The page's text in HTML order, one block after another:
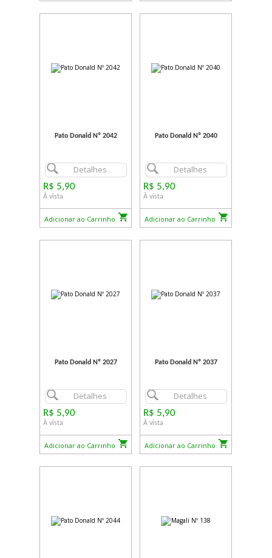
Pato Donald Nº 2042
Detalhes
R$ 5,90
À vista
Adicionar ao Carrinho
Pato Donald Nº 2040
Detalhes
R$ 5,90
À vista
Adicionar ao Carrinho
Pato Donald Nº 2027
Detalhes
R$ 5,90
À vista
Adicionar ao Carrinho
Pato Donald Nº 2037
Detalhes
R$ 5,90
À vista
Adicionar ao Carrinho